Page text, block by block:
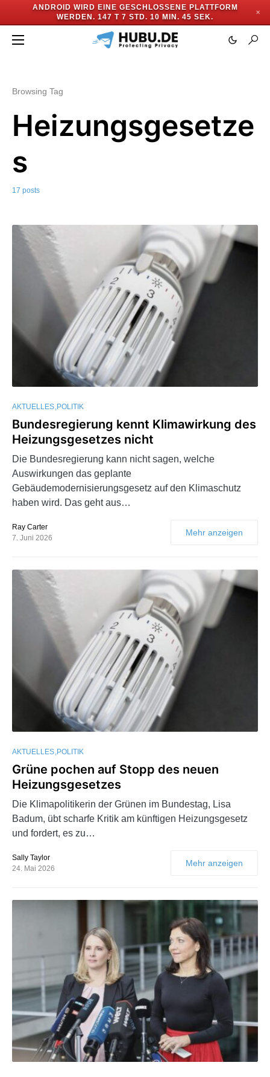
ANDROID WIRD EINE GESCHLOSSENE PLATTFORM
WERDEN. 147 T 7 STD. 10 MIN. 44 SEK.
✕
Browsing Tag
Heizungsgesetze
s
17 posts
AKTUELLES POLITIK
Bundesregierung kennt Klimawirkung des
Heizungsgesetzes nicht
Die Bundesregierung kann nicht sagen, welche
Auswirkungen das geplante
Gebäudemodernisierungsgesetz auf den Klimaschutz
haben wird. Das geht aus…
Ray Carter
7. Juni 2026
Mehr anzeigen
AKTUELLES POLITIK
Grüne pochen auf Stopp des neuen
Heizungsgesetzes
Die Klimapolitikerin der Grünen im Bundestag, Lisa
Badum, übt scharfe Kritik am künftigen Heizungsgesetz
und fordert, es zu…
Sally Taylor
24. Mai 2026
Mehr anzeigen